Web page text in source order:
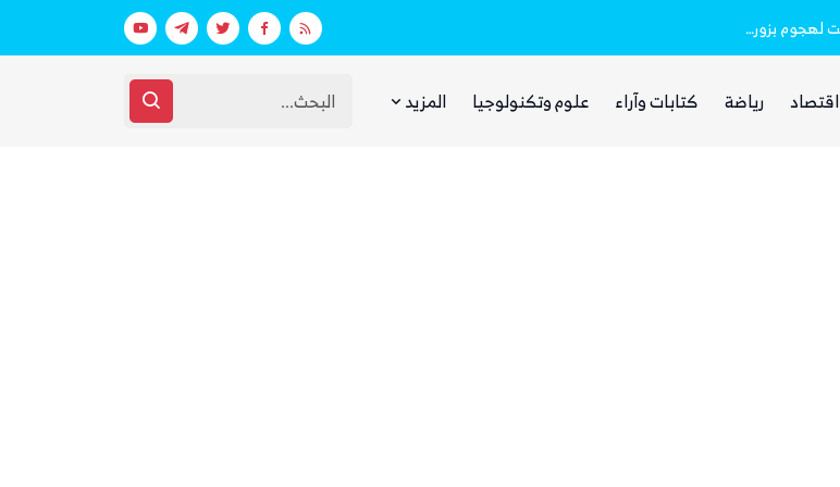
خفر السواحل والبحرية اليمنية ينقذان طاقم سفينة شحن هندية تعرضت لهجوم بزورق مفخخ بينما يجوع اليمنيون.. شبكات حوثية
اقتصاد رياضة كتابات وآراء علوم وتكنولوجيا المزيد